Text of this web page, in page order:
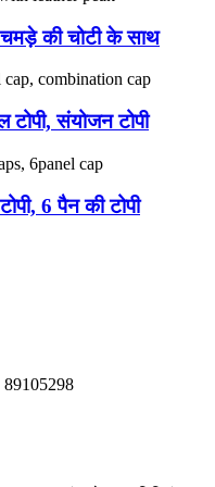
की चोटी के साथ
संयोजन टोपी
6 पैन की टोपी